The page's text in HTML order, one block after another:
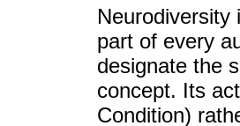
Neurodiversity
part of every
designate the
concept. Its
Condition)